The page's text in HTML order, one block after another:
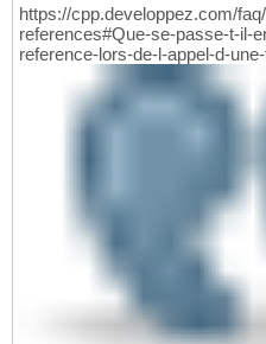
https://cpp.developpez.com/
references#Que-se-passe-t-il-
reference-lors-de-l-appel-d-